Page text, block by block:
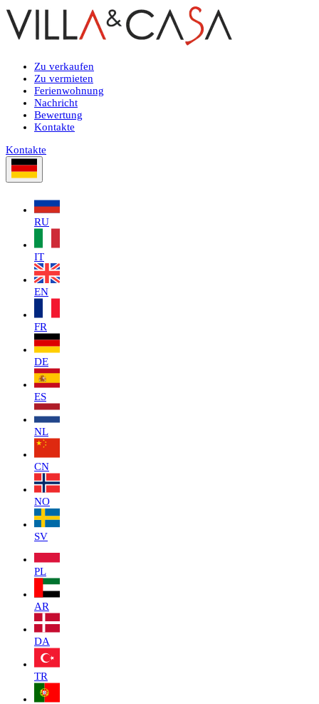
Zu verkaufen
Zu vermieten
Ferienwohnung
Nachricht
Bewertung
Kontakte
Kontakte
RU
IT
EN
FR
DE
ES
NL
CN
NO
SV
PL
AR
DA
TR